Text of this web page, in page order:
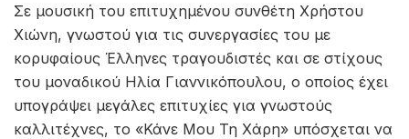
Σε μουσική του επιτυχημένου συνθέτη Χρήστου
Χιώνη, γνωστού για τις συνεργασίες του με
κορυφαίους Έλληνες τραγουδιστές και σε στίχους
του μοναδικού Ηλία Γιαννικόπουλου, ο οποίος έχει
υπογράψει μεγάλες επιτυχίες για γνωστούς
καλλιτέχνες, το «Κάνε Μου Τη Χάρη» υπόσχεται να